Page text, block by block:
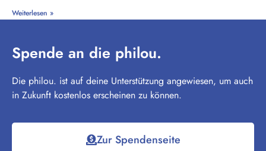
Weiterlesen »
Spende an die philou.
Die philou. ist auf deine Unterstützung angewiesen, um auch
in Zukunft kostenlos erscheinen zu können.
Zur Spendenseite